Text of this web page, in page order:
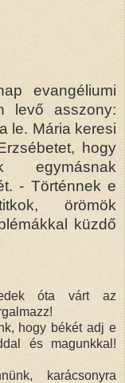
evangéliumi
levő asszony:
le. Mária keresi
hogy
egymásnak
- Történnek e
örömök
küzdő
óta várt az
hogy békét adj e
és magunkkal!
karácsonyra